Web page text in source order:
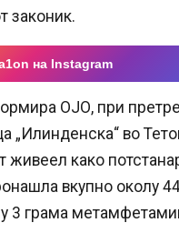
законик.
на Instagram
ОЈО, при
„Илинденска“ во
живеел како
вкупно околу
3 грама